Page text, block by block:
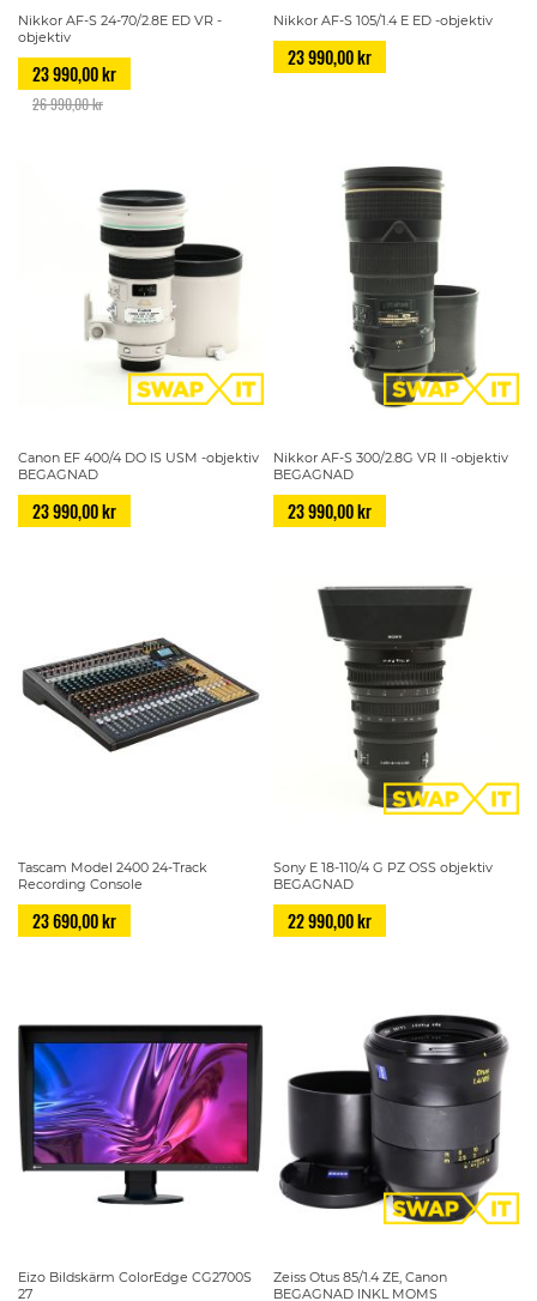
Nikkor AF-S 24-70/2.8E ED VR -
objektiv
23 990,00 kr
26 990,00 kr
Nikkor AF-S 105/1.4 E ED -objektiv
23 990,00 kr
Canon EF 400/4 DO IS USM -objektiv
BEGAGNAD
23 990,00 kr
Nikkor AF-S 300/2.8G VR II -objektiv
BEGAGNAD
23 990,00 kr
Tascam Model 2400 24-Track
Recording Console
23 690,00 kr
Sony E 18-110/4 G PZ OSS objektiv
BEGAGNAD
22 990,00 kr
Eizo Bildskärm ColorEdge CG2700S
27
Zeiss Otus 85/1.4 ZE, Canon
BEGAGNAD INKL MOMS